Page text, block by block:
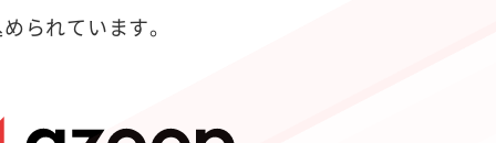
られています。